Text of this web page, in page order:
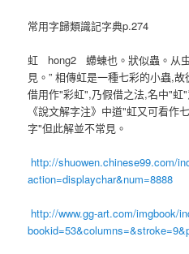
常用字歸類識記字典p.274
虹 hong2
螮蝀也。狀似蟲。从
見。” 相傳虹是一種七彩的小蟲,
借用作"彩虹",乃假借之法,名中"
《說文解字注》中道"虹又可看作
字"但此解並不常見。
http://shuowen.chinese99.com/
action=displaychar&num=8888
http://www.gg-art.com/imgbook/